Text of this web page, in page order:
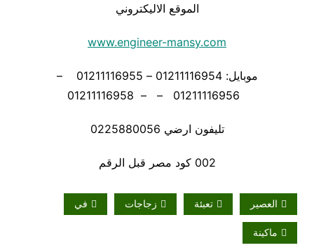
الموقع الاليكتروني
www.engineer-mansy.com
موبايل: 01211116954 – 01211116955 –
تليفون ارضي 0225880056
002 كود مصر قبل الرقم
العصير تعبئة زجاجات في
ماكينة